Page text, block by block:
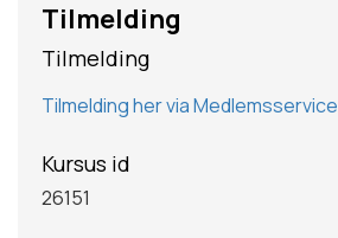
Tilmelding
Tilmelding
Tilmelding her via Medlemsservice
Kursus id
26151